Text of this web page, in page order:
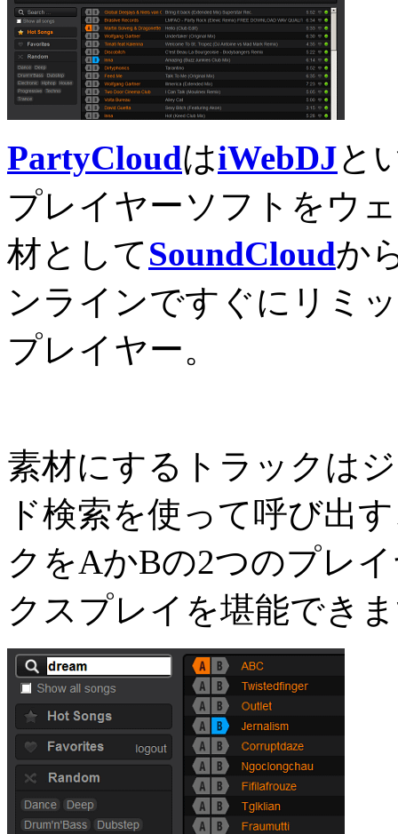
PartyCloudはiWebDJと
プレイヤーソフトをウ
材としてSoundCloudか
ンラインですぐにリミ
プレイヤー。
素材にするトラックは
ド検索を使って呼び出
クをAかBの2つのプレ
クスプレイを堪能でき